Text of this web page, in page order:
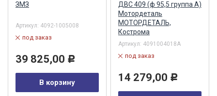
ЗМЗ
Артикул: 4092-1005008
под заказ
39 825,00 Р
В корзину
ДВС 409 (ф 95,5 группа А)
Мотордеталь
МОТОРДЕТАЛЬ,
Кострома
Артикул: 4091004018А
под заказ
14 279,00 Р